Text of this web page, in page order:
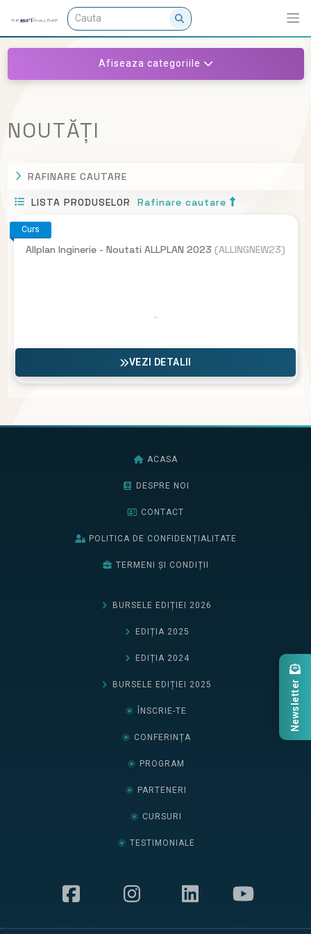
Afiseaza categoriile
NOUTĂȚI
RAFINARE CAUTARE
LISTA PRODUSELOR Rafinare cautare
Curs
Allplan Inginerie - Noutati ALLPLAN 2023 (ALLINGNEW23)
VEZI DETALII
ACASA
DESPRE NOI
CONTACT
POLITICA DE CONFIDENȚIALITATE
TERMENI ȘI CONDIȚII
BURSELE EDIȚIEI 2026
EDIȚIA 2025
EDIȚIA 2024
BURSELE EDIȚIEI 2025
ÎNSCRIE-TE
CONFERINȚA
PROGRAM
PARTENERI
CURSURI
TESTIMONIALE
Newsletter